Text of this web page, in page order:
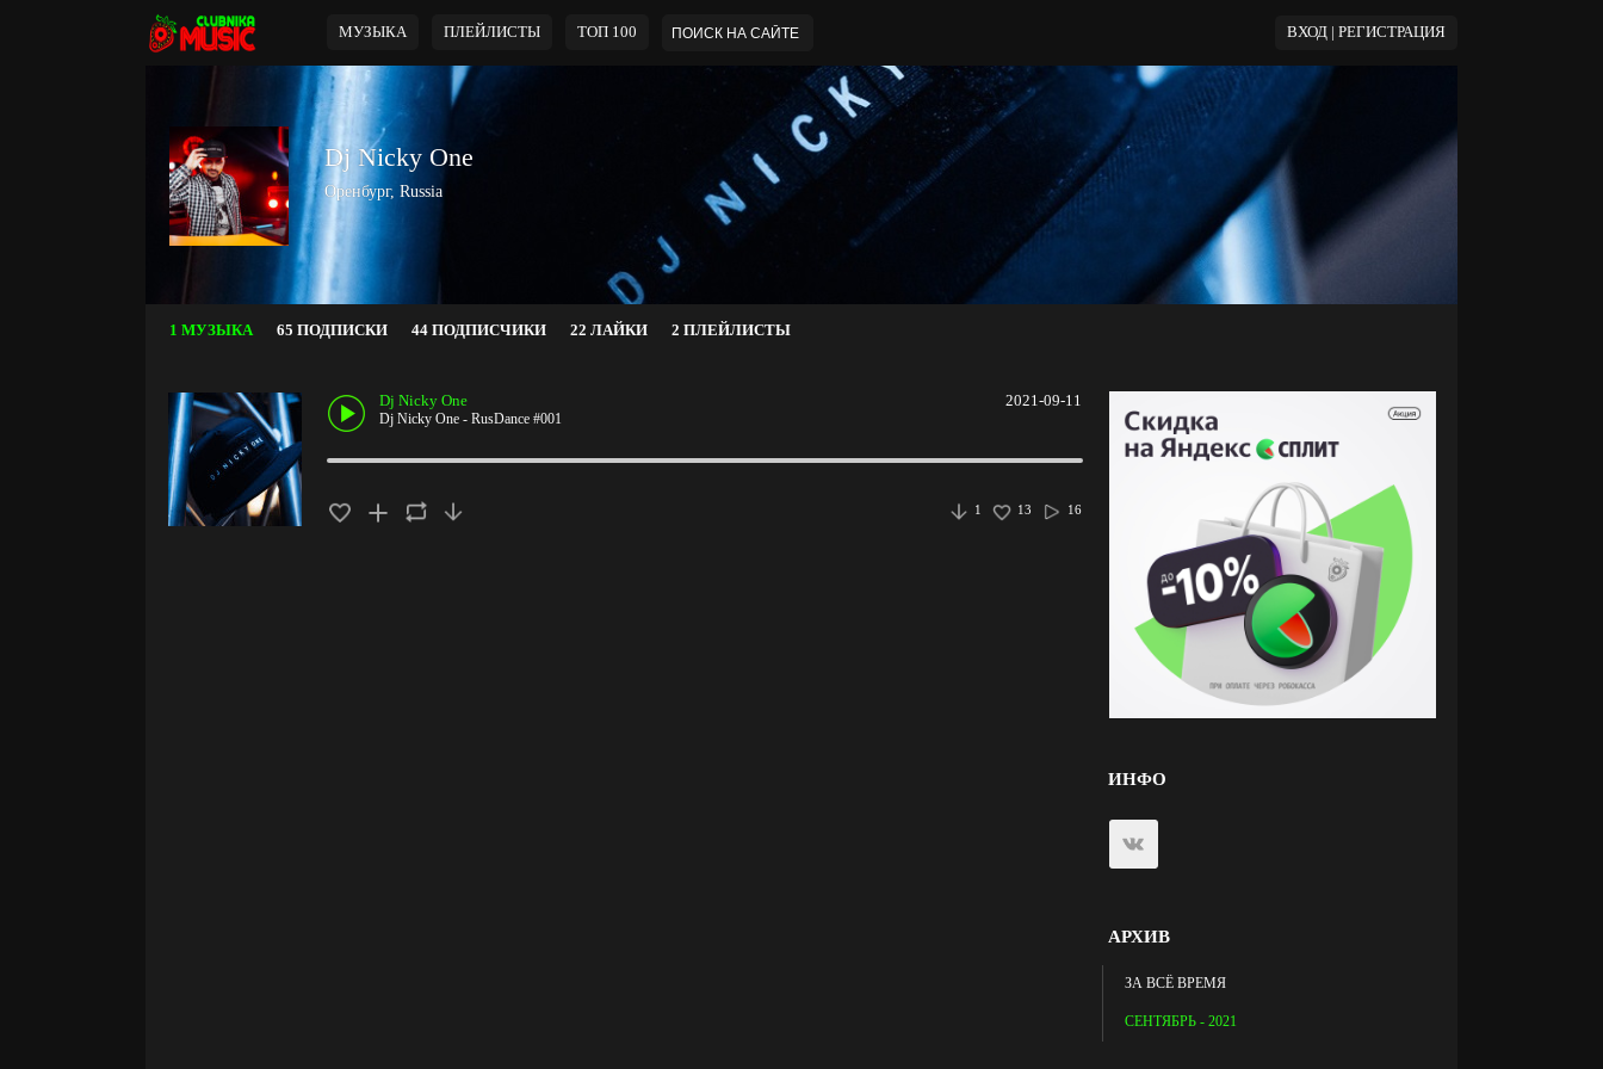
МУЗЫКА ПЛЕЙЛИСТЫ ТОП 100 ВХОД | РЕГИСТРАЦИЯ
Dj Nicky One
Оренбург, Russia
1 МУЗЫКА 65 ПОДПИСКИ 44 ПОДПИСЧИКИ 22 ЛАЙКИ 2 ПЛЕЙЛИСТЫ
2021-09-11
Dj Nicky One
Dj Nicky One - RusDance #001
16
13
1
ИНФО
АРХИВ
ЗА ВСЁ ВРЕМЯ
СЕНТЯБРЬ - 2021